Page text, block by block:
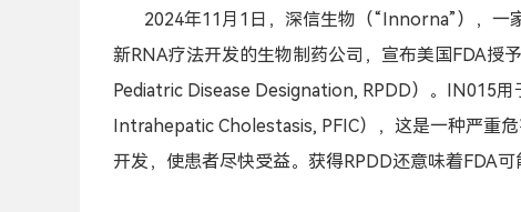
2024年11月1日，深信生物（“Innorna”），一
新RNA疗法开发的生物制药公司，宣布美国FDA授
Pediatric Disease Designation, RPDD）。IN015用
Intrahepatic Cholestasis, PFIC），这是一种严重
开发，使患者尽快受益。获得RPDD还意味着FDA